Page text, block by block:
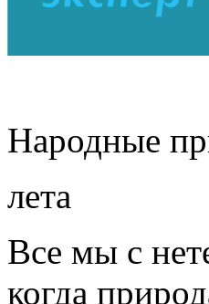
Народные
лета
Все мы с
когда